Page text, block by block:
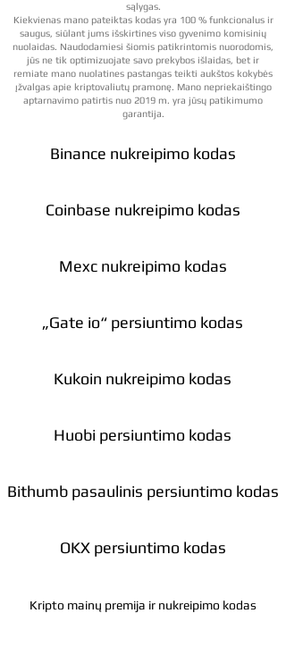
sąlygas.
Kiekvienas mano pateiktas kodas yra 100 % funkcionalus ir
saugus, siūlant jums išskirtines viso gyvenimo komisinių
nuolaidas. Naudodamiesi šiomis patikrintomis nuorodomis,
jūs ne tik optimizuojate savo prekybos išlaidas, bet ir
remiate mano nuolatines pastangas teikti aukštos kokybės
įžvalgas apie kriptovaliutų pramonę. Mano nepriekaištingo
aptarnavimo patirtis nuo 2019 m. yra jūsų patikimumo
garantija.
Binance nukreipimo kodas
Coinbase nukreipimo kodas
Mexc nukreipimo kodas
„Gate io“ persiuntimo kodas
Kukoin nukreipimo kodas
Huobi persiuntimo kodas
Bithumb pasaulinis persiuntimo kodas
OKX persiuntimo kodas
Kripto mainų premija ir nukreipimo kodas